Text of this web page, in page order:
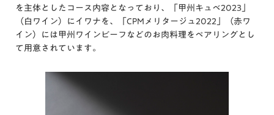
を主体としたコース内容となっており、「甲州キュベ2023」
（白ワイン）にイワナを、「CPMメリタージュ2022」（赤ワ
イン）には甲州ワインビーフなどのお肉料理をペアリングとし
て用意されています。